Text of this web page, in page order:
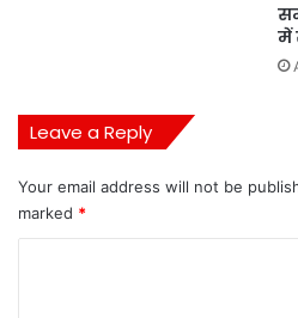
में
Leave a Reply
Your email address will not be
marked *